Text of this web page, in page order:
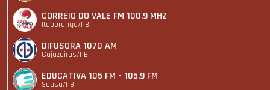
CORREIO DO VALE FM 100,9 MHZ
Itaporanga/PB
DIFUSORA 1070 AM
Cajazeiras/PB
EDUCATIVA 105 FM - 105.9 FM
Sousa/PB